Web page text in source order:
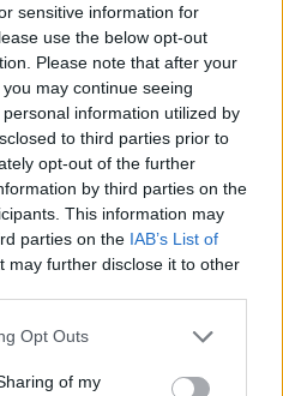
sensitive information for
use the below opt-out
Please note that after your
may continue seeing
information utilized by
to third parties prior to
opt-out of the further
by third parties on the
This information may
parties on the IAB’s List of
may further disclose it to other
uses one or more Google
behaviour. You may click to
Opt Outs
of my
στη Μέση Ανατολή
Ξεπερνά τα 70 μ.
εκατ.
παρακαταθήκη
Κόνι Μεταξά
με φόντο το ηλιοβασίλεμα